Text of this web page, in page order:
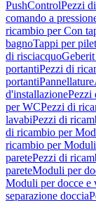
PushControlPezzi
comando a
ricambio per Con
bagnoTappi per
di risciacquo
portantiPezzi di
portantiPannellature
d'installazionePezzi
per WCPezzi di
lavabiPezzi di
di ricambio per
ricambio per
paretePezzi di
pareteModuli per
Moduli per docce e
separazione doccia